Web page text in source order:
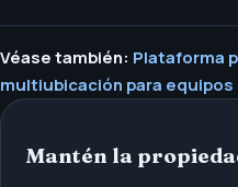
Véase también: Plataforma
multiubicación para
Mantén la